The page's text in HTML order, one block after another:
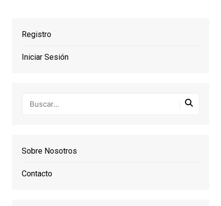
Registro
Iniciar Sesión
Sobre Nosotros
Contacto